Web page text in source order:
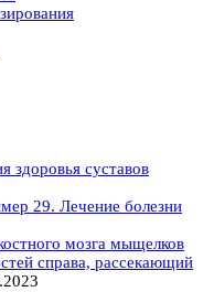
здоровья суставов
29. Лечение болезни
мозга мыщелков
справа, рассекающий